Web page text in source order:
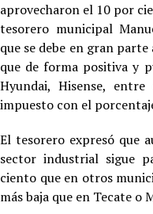
aprovecharon el 10 por
tesorero municipal
que se debe en gran
que de forma positiva y
Hyundai, Hisense,
impuesto con el
El tesorero expresó que
sector industrial sigue
ciento que en otros
más baja que en Tecate o